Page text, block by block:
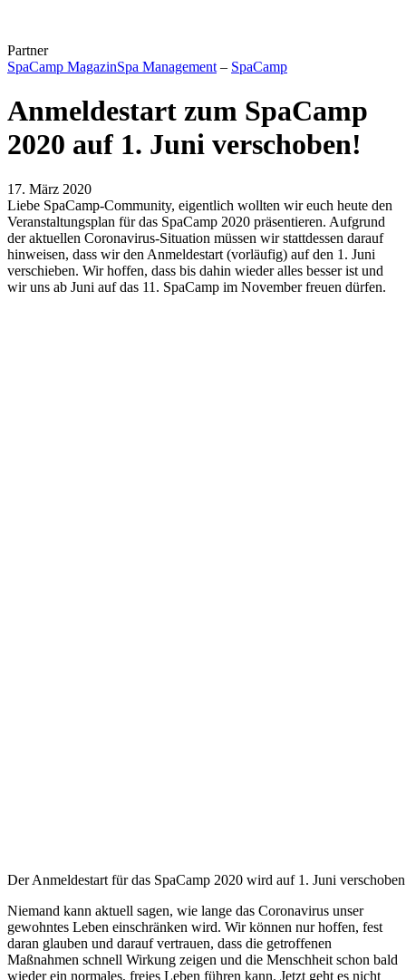
Partner
SpaCamp MagazinSpa Management – SpaCamp
Anmeldestart zum SpaCamp
2020 auf 1. Juni verschoben!
17. März 2020
Liebe SpaCamp-Community, eigentlich wollten wir euch heute den
Veranstaltungsplan für das SpaCamp 2020 präsentieren. Aufgrund
der aktuellen Coronavirus-Situation müssen wir stattdessen darauf
hinweisen, dass wir den Anmeldestart (vorläufig) auf den 1. Juni
verschieben. Wir hoffen, dass bis dahin wieder alles besser ist und
wir uns ab Juni auf das 11. SpaCamp im November freuen dürfen.
Der Anmeldestart für das SpaCamp 2020 wird auf 1. Juni
Niemand kann aktuell sagen, wie lange das Coronavirus unser
gewohntes Leben einschränken wird. Wir können nur hoffen, fest
daran glauben und darauf vertrauen, dass die getroffenen
Maßnahmen schnell Wirkung zeigen und die Menschheit schon bald
wieder ein normales, freies Leben führen kann. Jetzt geht es nicht